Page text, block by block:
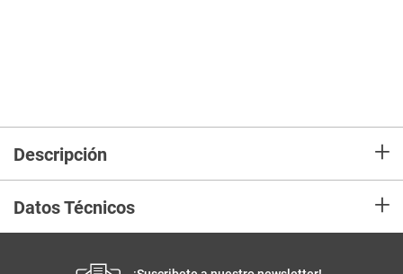
Descripción +
Datos Técnicos +